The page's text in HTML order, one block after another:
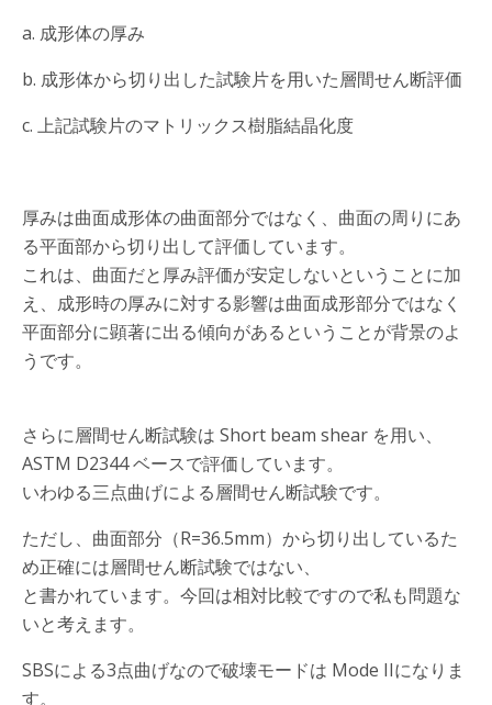
a. 成形体の厚み
b. 成形体から切り出した試験片を用いた層間せん断評価
c. 上記試験片のマトリックス樹脂結晶化度
厚みは曲面成形体の曲面部分ではなく、曲面の周りにあ
る平面部から切り出して評価しています。
これは、曲面だと厚み評価が安定しないということに加
え、成形時の厚みに対する影響は曲面成形部分ではなく
平面部分に顕著に出る傾向があるということが背景のよ
うです。
さらに層間せん断試験は Short beam shear を用い、
ASTM D2344 ベースで評価しています。
いわゆる三点曲げによる層間せん断試験です。
ただし、曲面部分（R=36.5mm）から切り出しているた
め正確には層間せん断試験ではない、
と書かれています。今回は相対比較ですので私も問題な
いと考えます。
SBSによる3点曲げなので破壊モードは Mode IIになりま
す。